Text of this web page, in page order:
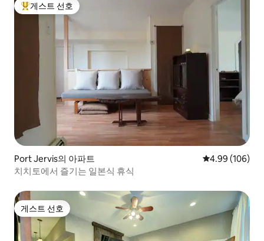
상위 게스트 선호
게스트 선호
Port Jervis의 아파트 평점 4.99점(5
4.99 (106)
치치토에서 즐기는 일본식 휴식
게스트 선호
게스트 선호